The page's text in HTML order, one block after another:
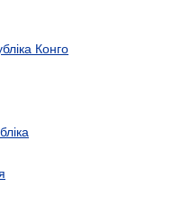
Конго